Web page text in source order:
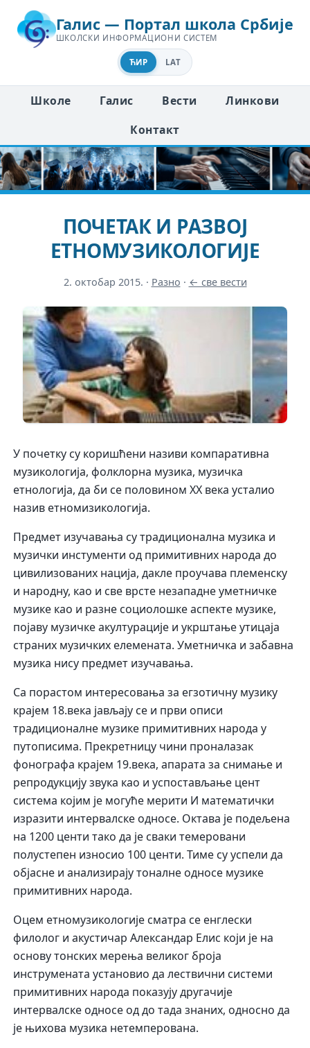
Галис — Портал школа Србије
ШКОЛСКИ ИНФОРМАЦИОНИ СИСТЕМ
ЋИР LAT
Школе Галис Вести
Линкови
Контакт
ПОЧЕТАК И РАЗВОЈ
ЕТНОМУЗИКОЛОГИЈЕ
2. октобар 2015. · Разно · ← све вести
У почетку су коришћени називи компаративна
музикологија, фолклорна музика, музичка
етнологија, да би се половином XX века усталио
назив етномизикологија.
Предмет изучавања су традиционална музика и
музички инстументи од примитивних народа до
цивилизованих нација, дакле проучава племенску
и народну, као и све врсте незападне уметничке
музике као и разне социолошке аспекте музике,
појаву музичке акултурације и укрштање утицаја
страних музичких елемената. Уметничка и забавна
музика нису предмет изучавања.
Са порастом интересовања за егзотичну музику
крајем 18.века јављају се и први описи
традиционалне музике примитивних народа у
путописима. Прекретницу чини проналазак
фонографа крајем 19.века, апарата за снимање и
репродукцију звука као и успостављање цент
система којим је могуће мерити И математички
изразити интервалске односе. Октава је подељена
на 1200 центи тако да је сваки темеровани
полустепен износио 100 центи. Тиме су успели да
објасне и анализирају тоналне односе музике
примитивних народа.
Оцем етномузикологије сматра се енглески
филолог и акустичар Александар Елис који је на
основу тонских мерења великог броја
инструмената установио да лествични системи
примитивних народа показују другачије
интервалске односе од до тада знаних, односно да
је њихова музика нетемперована.